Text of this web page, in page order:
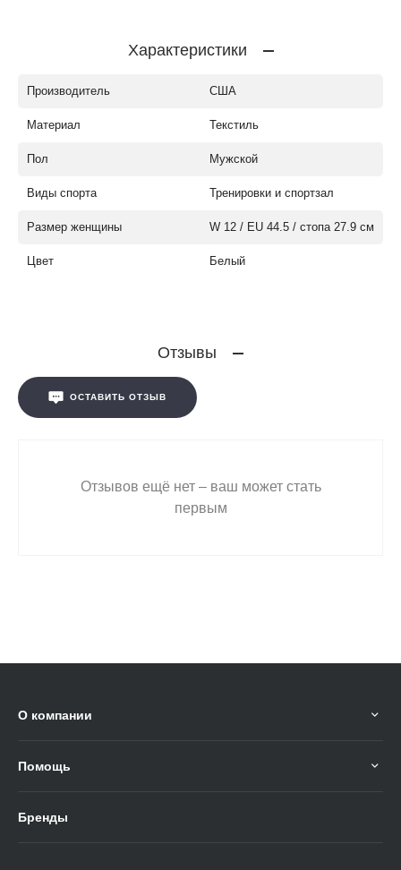
Характеристики
Производитель США
Материал Текстиль
Пол Мужской
Виды спорта Тренировки и спортзал
Размер женщины W 12 / EU 44.5 / стопа 27.9 см
Цвет Белый
Отзывы
ОСТАВИТЬ ОТЗЫВ
Отзывов ещё нет – ваш может стать
первым
О компании
Помощь
Бренды